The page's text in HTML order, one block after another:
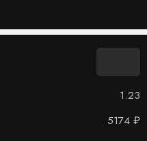
1.23
5174 ₽